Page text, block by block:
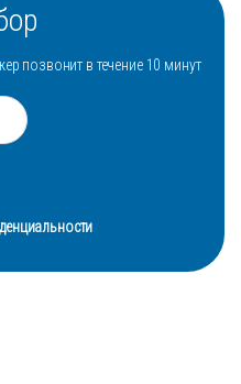
позвонит в течение 10 минут